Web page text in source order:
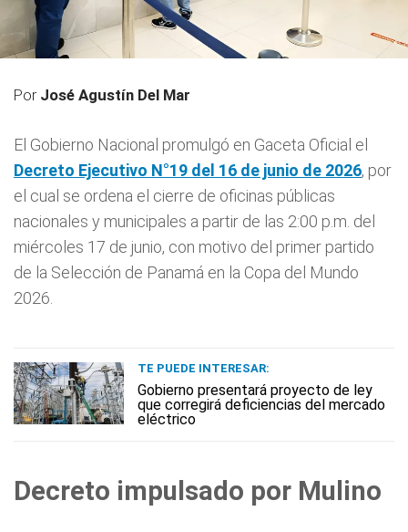
Por José Agustín Del Mar
El Gobierno Nacional promulgó en Gaceta Oficial el
Decreto Ejecutivo N°19 del 16 de junio de 2026, por
el cual se ordena el cierre de oficinas públicas
nacionales y municipales a partir de las 2:00 p.m. del
miércoles 17 de junio, con motivo del primer partido
de la Selección de Panamá en la Copa del Mundo
2026.
TE PUEDE INTERESAR:
Gobierno presentará proyecto de ley
que corregirá deficiencias del mercado
eléctrico
Decreto impulsado por Mulino